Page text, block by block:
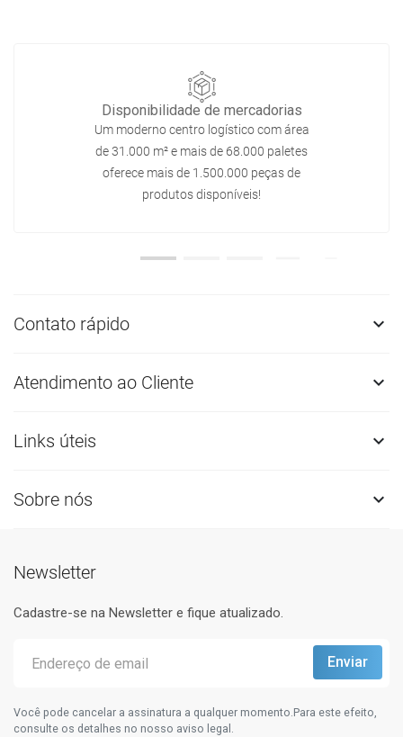
Disponibilidade de mercadorias
Um moderno centro logístico com área
de 31.000 m² e mais de 68.000 paletes
oferece mais de 1.500.000 peças de
produtos disponíveis!
Contato rápido 
Atendimento ao Cliente 
Links úteis 
Sobre nós 
Newsletter
Cadastre-se na Newsletter e fique atualizado.
Você pode cancelar a assinatura a qualquer momento.Para este efeito,
consulte os detalhes no nosso aviso legal.